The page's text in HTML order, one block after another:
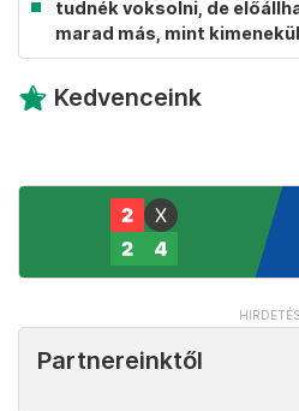
tudnék voksolni, de
marad más, mint
Kedvenceink
Partnereinktől